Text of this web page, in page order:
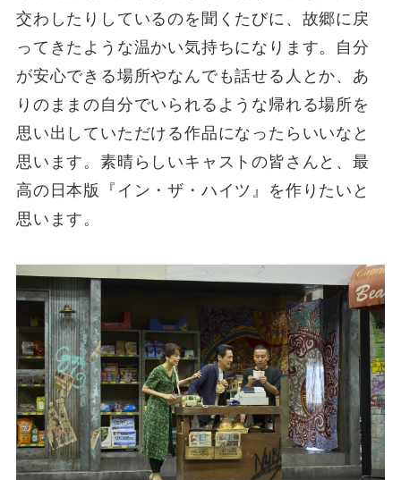
交わしたりしているのを聞くたびに、故郷に戻
ってきたような温かい気持ちになります。自分
が安心できる場所やなんでも話せる人とか、あ
りのままの自分でいられるような帰れる場所を
思い出していただける作品になったらいいなと
思います。素晴らしいキャストの皆さんと、最
高の日本版『イン・ザ・ハイツ』を作りたいと
思います。